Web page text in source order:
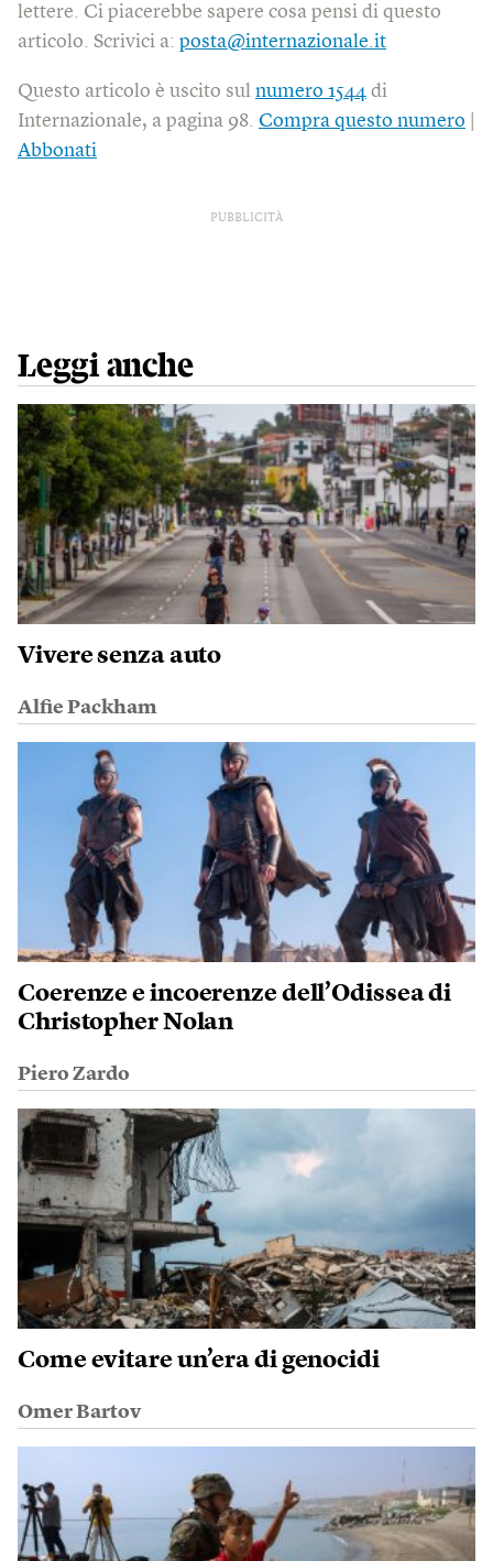
lettere. Ci piacerebbe sapere cosa pensi di questo
articolo. Scrivici a: posta@internazionale.it
Questo articolo è uscito sul numero 1544 di
Internazionale, a pagina 98. Compra questo numero
Abbonati
PUBBLICITÀ
Leggi anche
Vivere senza auto
Alfie Packham
Coerenze e incoerenze dell’Odissea di
Christopher Nolan
Piero Zardo
Come evitare un’era di genocidi
Omer Bartov